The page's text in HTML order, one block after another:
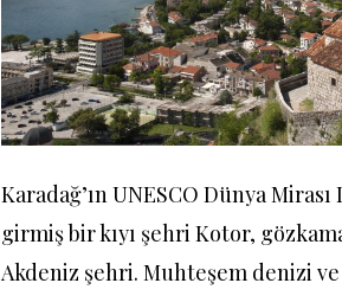
Karadağ’ın UNESCO Dünya
girmiş bir kıyı şehri Kotor,
Akdeniz şehri. Muhteşem denizi